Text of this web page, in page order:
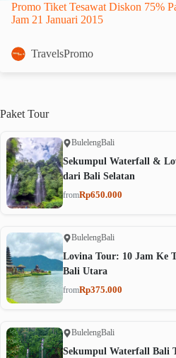
Promo Tiket Tesawat Diskon 75%
Jam 21 Januari 2015
TravelsPromo
Paket Tour
BulelengBali
Sekumpul Waterfall &
dari Bali Selatan
fromRp650.000
BulelengBali
Lovina Tour: 10 Jam Ke
Bali Utara
fromRp375.000
BulelengBali
Sekumpul Waterfall Bali